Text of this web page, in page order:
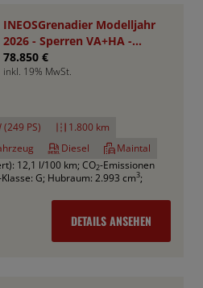
INEOSGrenadier Modelljahr
2026 - Sperren VA+HA -
Smooth Pack
78.850 €
inkl. 19% MwSt.
(249 PS)
1.800 km
Diesel
Maintal
12,1 l/100 km; CO2-Emissionen
G; Hubraum: 2.993 cm3;
DETAILS ANSEHEN